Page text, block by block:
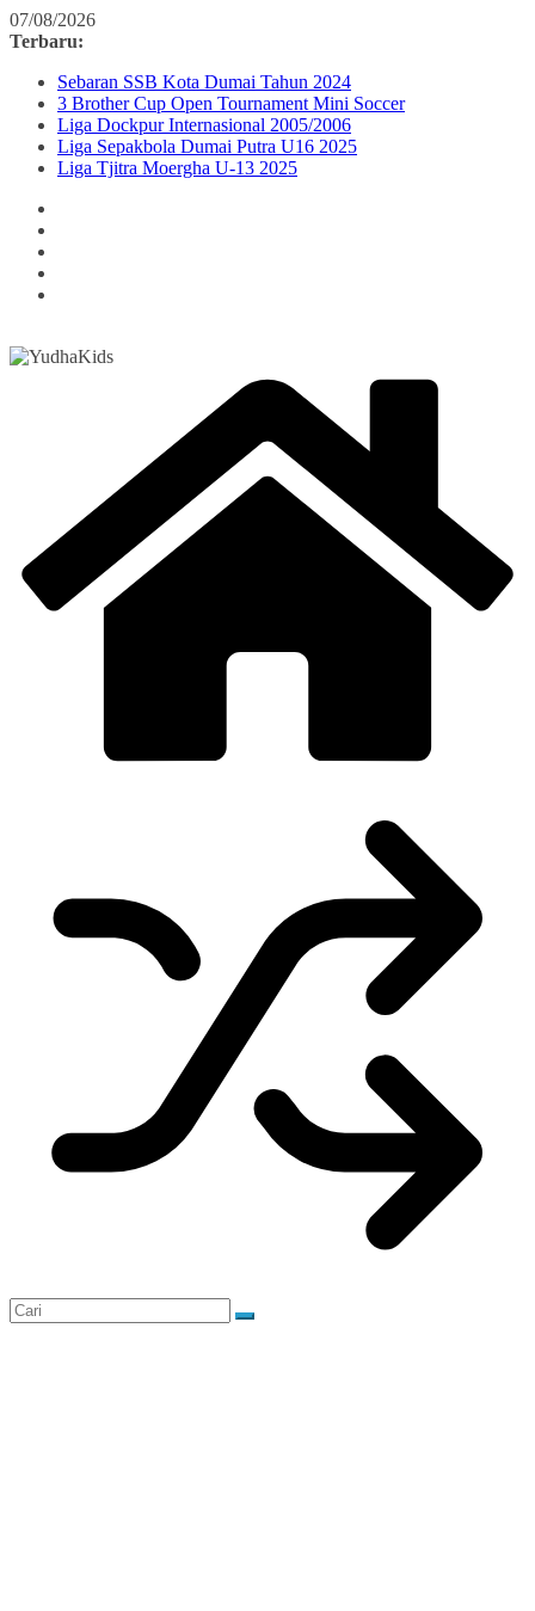
Skip
to
07/08/2026
Terbaru:
Sebaran SSB Kota Dumai Tahun 2024
3 Brother Cup Open Tournament Mini Soccer
Liga Dockpur Internasional 2005/2006
Liga Sepakbola Dumai Putra U16 2025
Liga Tjitra Moergha U-13 2025